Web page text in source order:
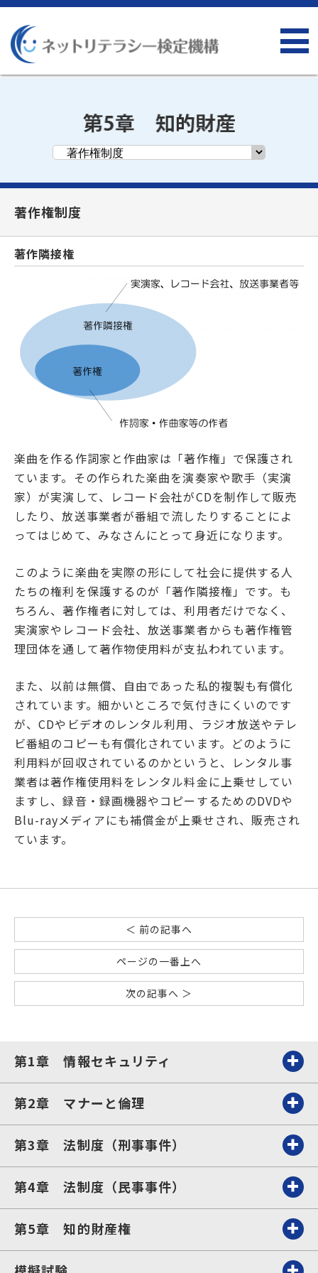
著作権制度
著作隣接権
楽曲を作る作詞家と作曲家は「著作権」で保護され
ています。その作られた楽曲を演奏家や歌手（実演
家）が実演して、レコード会社がCDを制作して販売
したり、放送事業者が番組で流したりすることによ
ってはじめて、みなさんにとって身近になります。
このように楽曲を実際の形にして社会に提供する人
たちの権利を保護するのが「著作隣接権」です。も
ちろん、著作権者に対しては、利用者だけでなく、
実演家やレコード会社、放送事業者からも著作権管
理団体を通して著作物使用料が支払われています。
また、以前は無償、自由であった私的複製も有償化
されています。細かいところで気付きにくいのです
が、CDやビデオのレンタル利用、ラジオ放送やテレ
ビ番組のコピーも有償化されています。どのように
利用料が回収されているのかというと、レンタル事
業者は著作権使用料をレンタル料金に上乗せしてい
ますし、録音・録画機器やコピーするためのDVDや
Blu-rayメディアにも補償金が上乗せされ、販売され
ています。
＜ 前の記事へ
ページの一番上へ
次の記事へ ＞
第1章 情報セキュリティ
第2章 マナーと倫理
第3章 法制度（刑事事件）
第4章 法制度（民事事件）
第5章 知的財産権